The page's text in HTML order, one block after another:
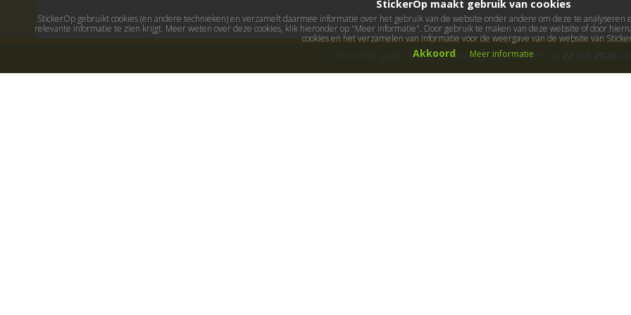
StickerOp gaat bijna met vakantie! Bestellingen na
StickerOp maakt gebruik van cookies
StickerOp gebruikt cookies (en andere technieken) en verzamelt daarmee informatie over het gebruik van de website onder andere om deze te
relevante informatie te zien krijgt. Meer weten over deze cookies, klik hieronder op "Meer informatie". Door gebruik te maken van deze website of door
cookies en het verzamelen van informatie voor de weergave van de website van
Akkoord Meer informatie